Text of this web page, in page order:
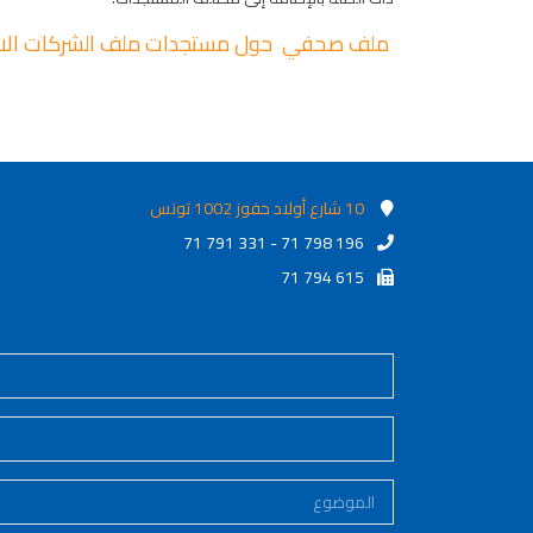
ملف صحفي حول مستجدات ملف الشركات
10 شارع أولاد حفوز 1002 تونس
71 791 331 - 71 798 196
71 794 615